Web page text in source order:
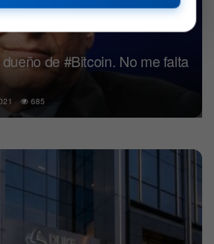
de #Bitcoin. No me falta
685